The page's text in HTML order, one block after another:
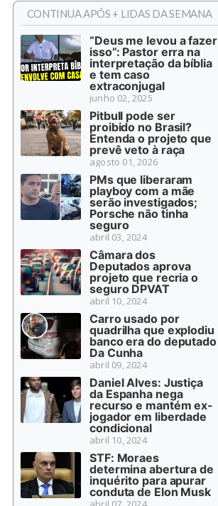
CONTINUA APÓS + LIDAS DA SEMANA
“Deus me levou a fazer
isso”: Pastor erra na
interpretação da bíblia
e tem caso
extraconjugal
junho 02, 2025
Pitbull pode ser
proibido no Brasil?
Entenda o projeto que
prevê veto à raça
agosto 01, 2026
PMs que liberaram
playboy com a mãe
serão investigados;
Porsche não tinha
seguro
abril 03, 2024
Câmara dos
Deputados aprova
projeto que recria o
seguro DPVAT
abril 10, 2024
Carro usado por
quadrilha que explodiu
banco era do deputado
Da Cunha
abril 09, 2024
Daniel Alves: Justiça
da Espanha nega
recurso e mantém ex-
jogador em liberdade
condicional
abril 10, 2024
STF: Moraes
determina abertura de
inquérito para apurar
conduta de Elon Musk